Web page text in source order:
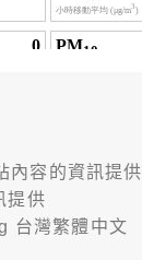
內容的資訊提供
提供
台灣繁體中文